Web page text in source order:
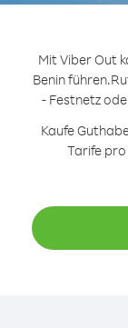
Mit Viber Out
Benin führen.
- Festnetz
Kaufe
Tarife pro